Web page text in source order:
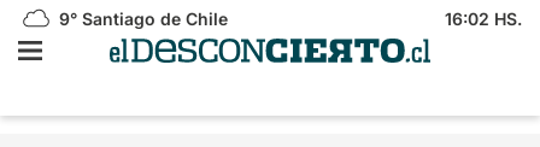
9° Santiago de Chile 16:02 HS.